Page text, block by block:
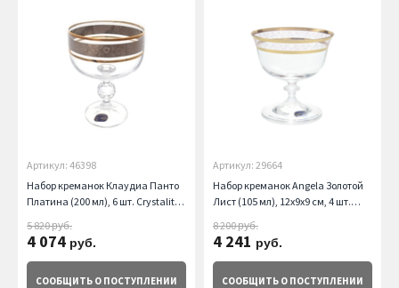
Артикул: 46398
Набор креманок Клаудиа Панто
Платина (200 мл), 6 шт. Crystalite
5 820руб.
4 074 руб.
СООБЩИТЬ О ПОСТУПЛЕНИИ
Артикул: 29664
Набор креманок Angela Золотой
Лист (105 мл), 12х9х9 см, 4 шт.
8 200руб.
4 241 руб.
СООБЩИТЬ О ПОСТУПЛЕНИИ